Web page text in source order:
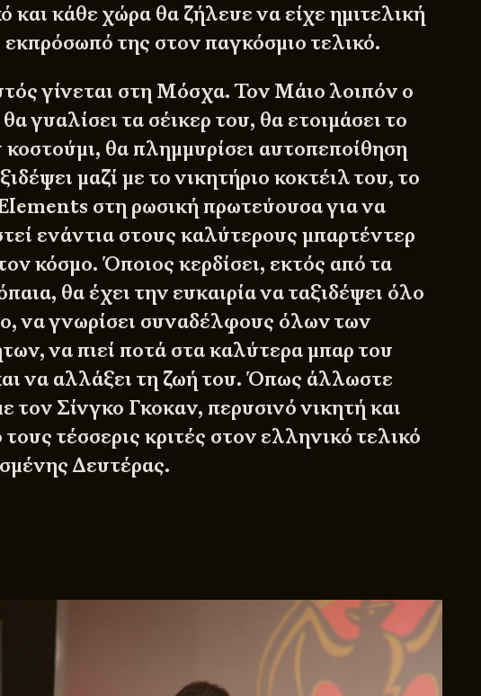
και κάθε χώρα θα ζήλευε να είχε ημιτελική
της στον παγκόσμιο τελικό.
γίνεται στη Μόσχα. Τον Μάιο λοιπόν ο
γυαλίσει τα σέικερ του, θα ετοιμάσει το
θα πλημμυρίσει αυτοπεποίθηση
μαζί με το νικητήριο κοκτέιλ του, το
στη ρωσική πρωτεύουσα για να
ενάντια στους καλύτερους μπαρτέντερ
κόσμο. Όποιος κερδίσει, εκτός από τα
θα έχει την ευκαιρία να ταξιδέψει όλο
να γνωρίσει συναδέλφους όλων των
να πιεί ποτά στα καλύτερα μπαρ του
να αλλάξει τη ζωή του. Όπως άλλωστε
τον Σίνγκο Γκοκαν, περυσινό νικητή και
τέσσερις κριτές στον ελληνικό τελικό
Δευτέρας.